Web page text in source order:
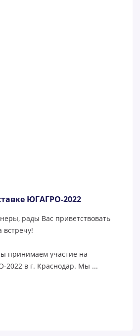
ЮГАГРО-2022
рады Вас приветствовать
принимаем участие на
2022 в г. Краснодар. Мы ...